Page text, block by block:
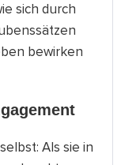
sich durch
bewirken
Als sie in